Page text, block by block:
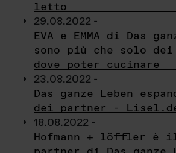
letto
29.08.2022 -
EVA e EMMA di Das
sono più che solo
dove poter cucinare
23.08.2022 -
Das ganze Leben
dei partner -
18.08.2022 -
Hofmann + löffler è